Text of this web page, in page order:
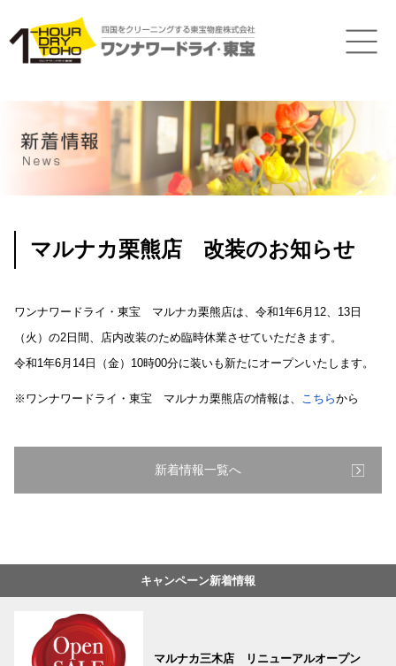
マルナカ栗熊店 改装のお知らせ
ワンナワードライ・東宝 マルナカ栗熊店は、令和1年6月12、13日
（火）の2日間、店内改装のため臨時休業させていただきます。
令和1年6月14日（金）10時00分に装いも新たにオープンいたします。
※ワンナワードライ・東宝 マルナカ栗熊店の情報は、 こちらから
新着情報一覧へ
キャンペーン新着情報
マルナカ三木店 リニューアルオープン